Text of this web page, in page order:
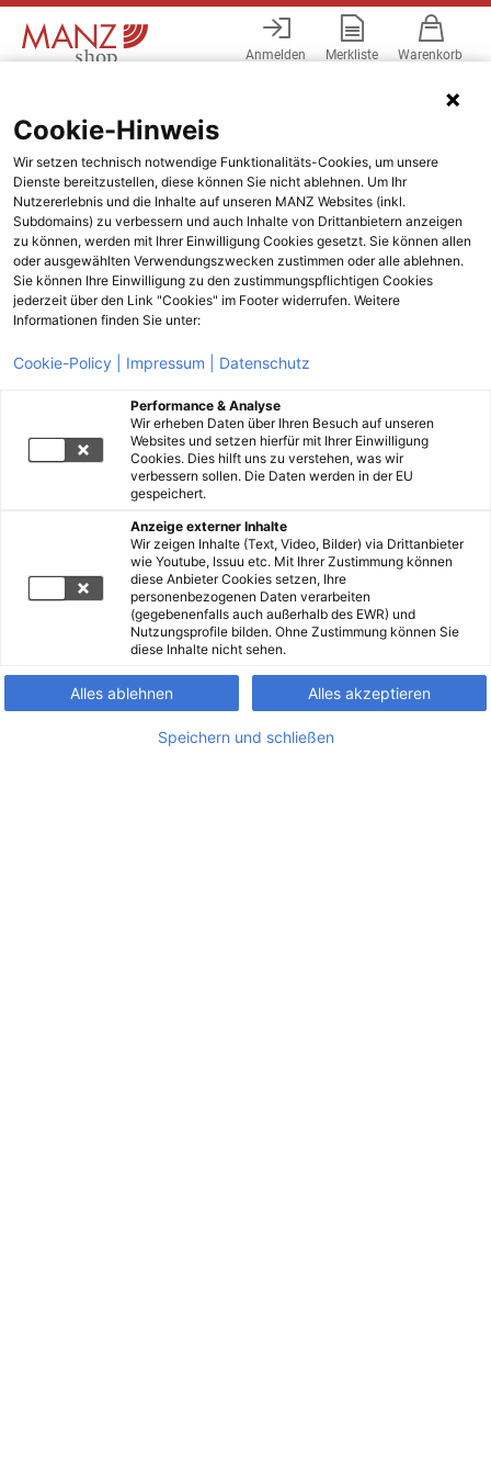
Anmelden Merkliste Warenkorb
Cookie-Hinweis
Wir setzen technisch notwendige Funktionalitäts-Cookies, um unsere
Dienste bereitzustellen, diese können Sie nicht ablehnen. Um Ihr
Nutzererlebnis und die Inhalte auf unseren MANZ Websites (inkl.
Subdomains) zu verbessern und auch Inhalte von Drittanbietern anzeigen
zu können, werden mit Ihrer Einwilligung Cookies gesetzt. Sie können allen
oder ausgewählten Verwendungszwecken zustimmen oder alle ablehnen.
Sie können Ihre Einwilligung zu den zustimmungspflichtigen Cookies
jederzeit über den Link "Cookies" im Footer widerrufen. Weitere
Informationen finden Sie unter:
Cookie-Policy | Impressum | Datenschutz
Performance & Analyse
Wir erheben Daten über Ihren Besuch auf unseren
Websites und setzen hierfür mit Ihrer Einwilligung
Cookies. Dies hilft uns zu verstehen, was wir
verbessern sollen. Die Daten werden in der EU
gespeichert.
Anzeige externer Inhalte
Wir zeigen Inhalte (Text, Video, Bilder) via Drittanbieter
wie Youtube, Issuu etc. Mit Ihrer Zustimmung können
diese Anbieter Cookies setzen, Ihre
personenbezogenen Daten verarbeiten
(gegebenenfalls auch außerhalb des EWR) und
Nutzungsprofile bilden. Ohne Zustimmung können Sie
diese Inhalte nicht sehen.
Alles ablehnen Alles akzeptieren
Speichern und schließen